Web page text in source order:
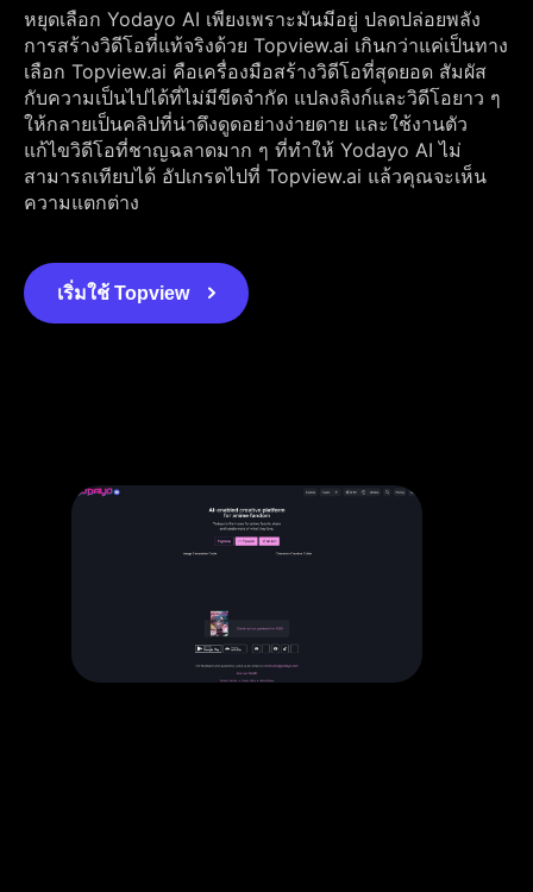
หยุดเลือก Yodayo AI เพียงเพราะมันมีอยู่ ปลดปล่อยพลัง
การสร้างวิดีโอที่แท้จริงด้วย Topview.ai เกินกว่าแค่เป็นทาง
เลือก Topview.ai คือเครื่องมือสร้างวิดีโอที่สุดยอด สัมผัส
กับความเป็นไปได้ที่ไม่มีขีดจำกัด แปลงลิงก์และวิดีโอยาว ๆ
ให้กลายเป็นคลิปที่น่าดึงดูดอย่างง่ายดาย และใช้งานตัว
แก้ไขวิดีโอที่ชาญฉลาดมาก ๆ ที่ทำให้ Yodayo AI ไม่
สามารถเทียบได้ อัปเกรดไปที่ Topview.ai แล้วคุณจะเห็น
ความแตกต่าง
เริ่มใช้ Topview